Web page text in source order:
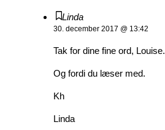
Linda
30. december 2017 @ 13:42
Tak for dine fine ord, Louise.
Og fordi du læser med.
Kh
Linda